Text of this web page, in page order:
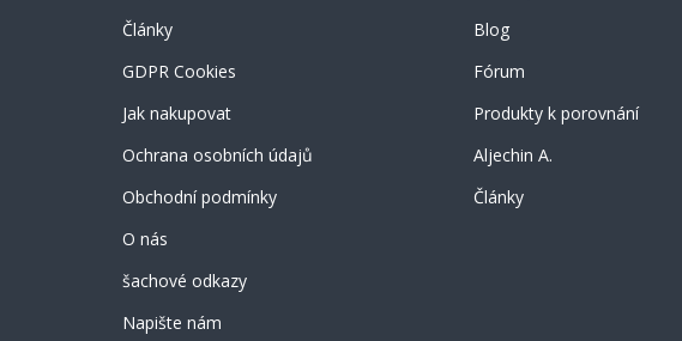
Články
GDPR Cookies
Jak nakupovat
Ochrana osobních údajů
Obchodní podmínky
O nás
šachové odkazy
Napište nám
Blog
Fórum
Produkty k porovnání
Aljechin A.
Články